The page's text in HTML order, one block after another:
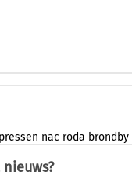
nac roda brondby